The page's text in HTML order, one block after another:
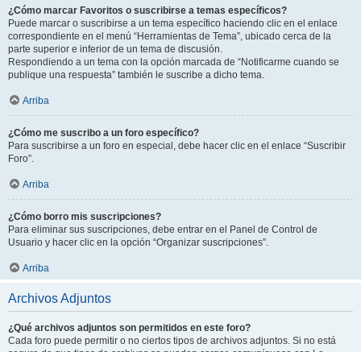
¿Cómo marcar Favoritos o suscribirse a temas específicos?
Puede marcar o suscribirse a un tema específico haciendo clic en el enlace
correspondiente en el menú “Herramientas de Tema”, ubicado cerca de la
parte superior e inferior de un tema de discusión.
Respondiendo a un tema con la opción marcada de “Notificarme cuando se
publique una respuesta” también le suscribe a dicho tema.
Arriba
¿Cómo me suscribo a un foro específico?
Para suscribirse a un foro en especial, debe hacer clic en el enlace “Suscribir
Foro”.
Arriba
¿Cómo borro mis suscripciones?
Para eliminar sus suscripciones, debe entrar en el Panel de Control de
Usuario y hacer clic en la opción “Organizar suscripciones”.
Arriba
Archivos Adjuntos
¿Qué archivos adjuntos son permitidos en este foro?
Cada foro puede permitir o no ciertos tipos de archivos adjuntos. Si no está